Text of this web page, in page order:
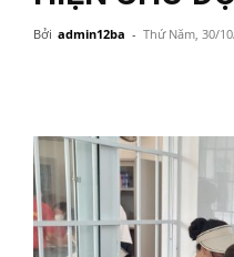
Bởi admin12ba - Thứ Năm, 30/